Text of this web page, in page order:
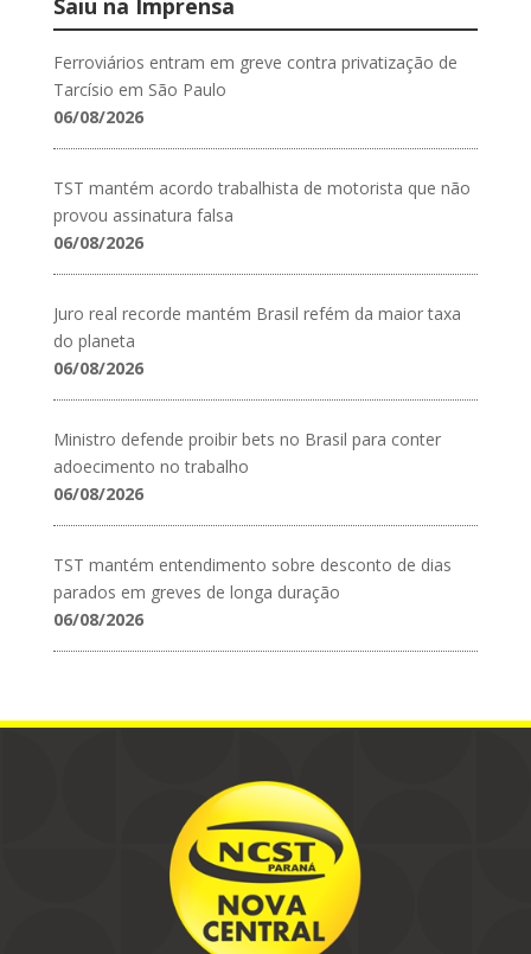
Saiu na Imprensa
Ferroviários entram em greve contra privatização de
Tarcísio em São Paulo
06/08/2026
TST mantém acordo trabalhista de motorista que não
provou assinatura falsa
06/08/2026
Juro real recorde mantém Brasil refém da maior taxa
do planeta
06/08/2026
Ministro defende proibir bets no Brasil para conter
adoecimento no trabalho
06/08/2026
TST mantém entendimento sobre desconto de dias
parados em greves de longa duração
06/08/2026